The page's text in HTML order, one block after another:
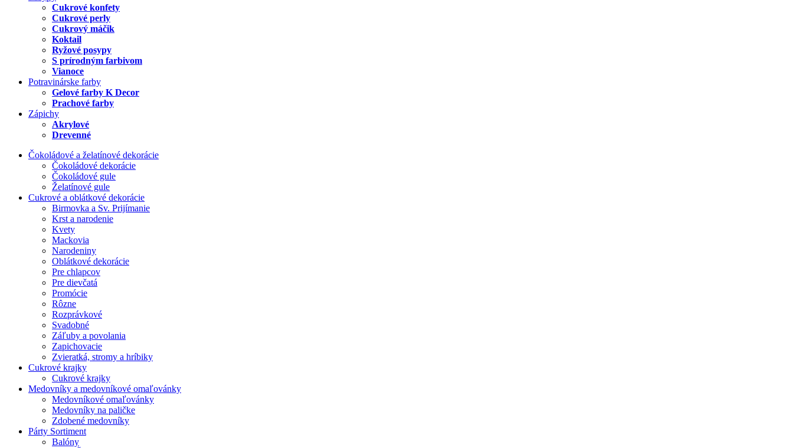
Cukrové konfety
Cukrové perly
Cukrový máčik
Koktail
Ryžové posypy
S prírodným farbivom
Vianoce
Potravinárske farby
Gelové farby K Decor
Prachové farby
Zápichy
Akrylové
Drevenné
Čokoládové a želatínové dekorácie
Čokoládové dekorácie
Čokoládové gule
Želatínové gule
Cukrové a oblátkové dekorácie
Birmovka a Sv. Prijímanie
Krst a narodenie
Kvety
Mackovia
Narodeniny
Oblátkové dekorácie
Pre chlapcov
Pre dievčatá
Promócie
Rôzne
Rozprávkové
Svadobné
Záľuby a povolania
Zapichovacie
Zvieratká, stromy a hríbiky
Cukrové krajky
Cukrové krajky
Medovníky a medovníkové omaľovánky
Medovníkové omaľovánky
Medovníky na paličke
Zdobené medovníky
Párty Sortiment
Balóny